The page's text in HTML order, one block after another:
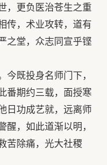
，更负医治苍生之重
传，术业攻转，道有
之堂，众志同宣乎铿
今既投身名师门下，
番期约三载，面授寒
日功成艺就，远离师
醒，如此道渐以明，
苦除痛，光大社稷